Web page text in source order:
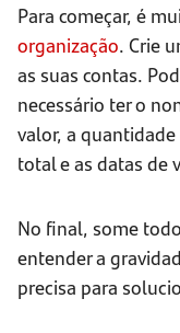
Para começar, é
organização. Crie
as suas contas.
necessário ter o
valor, a
total e as datas de
No final, some
entender a
precisa para